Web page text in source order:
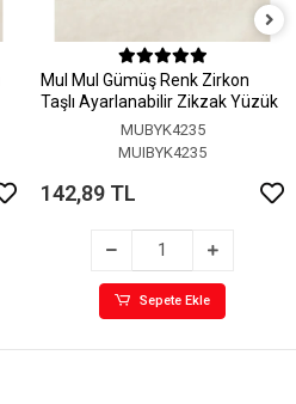
MuI MuI Gümüş Renk Zirkon
Taşlı Ayarlanabilir Zikzak Yüzük
MUBYK4235
MUIBYK4235
142,89 TL
Sepete Ekle